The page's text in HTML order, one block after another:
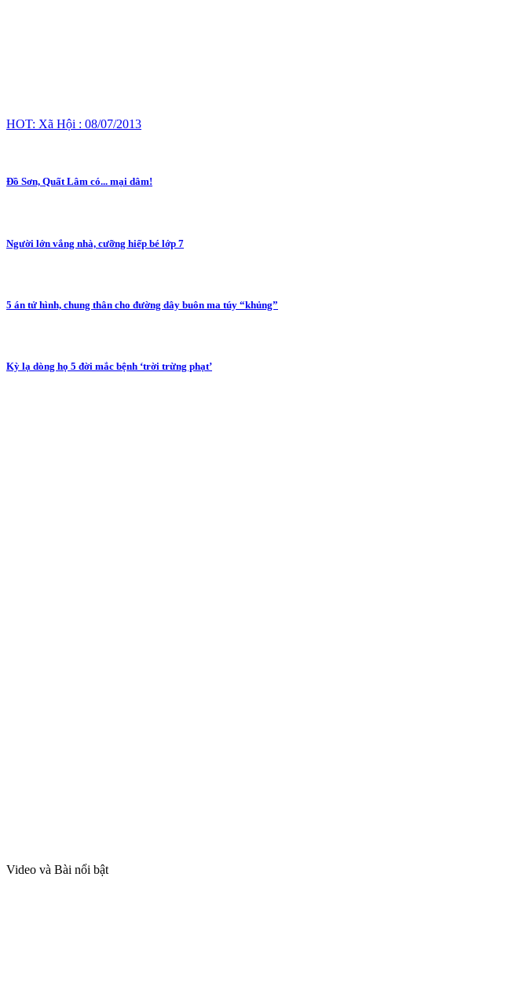
HOT: Xã Hội : 08/07/2013
Đồ Sơn, Quất Lâm có... mại dâm!
Người lớn vắng nhà, cưỡng hiếp bé lớp 7
5 án tử hình, chung thân cho đường dây buôn ma túy “khủng”
Kỳ lạ dòng họ 5 đời mắc bệnh ‘trời trừng phạt’
Video và Bài nổi bật